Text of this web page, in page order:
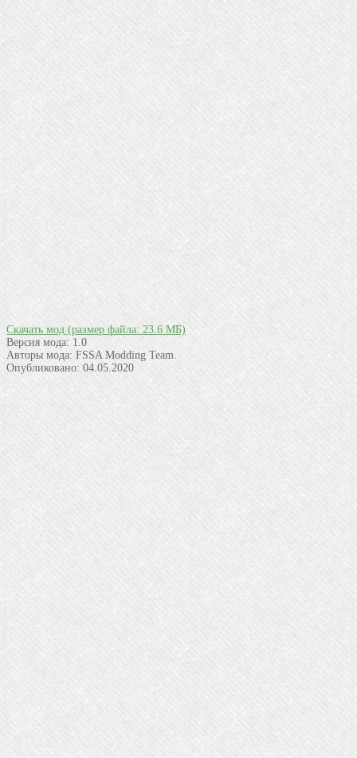
Скачать мод (размер файла: 23.6 МБ)
Версия мода: 1.0
Авторы мода: FSSA Modding Team.
Опубликовано: 04.05.2020